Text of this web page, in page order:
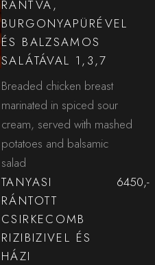
RÁNTVA,
BURGONYAPÜRÉVEL
ÉS BALZSAMOS
SALÁTÁVAL 1,3,7
Breaded chicken breast
marinated in spiced sour
cream, served with mashed
potatoes and balsamic
salad
TANYASI
RÁNTOTT
CSIRKECOMB
RIZIBIZIVEL ÉS
HÁZI
6450,-